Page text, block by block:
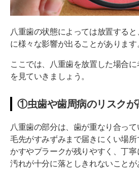
八重歯の状態によっては放置する
に様々な影響が出ることがあります
ここでは、八重歯を放置した場合
を見ていきましょう。
①虫歯や歯周病のリスクが
八重歯の部分は、歯が重なり合っ
毛先がすみずみまで届きにくい場
かすやプラークが残りやすく、丁
汚れが十分に落としきれないことが